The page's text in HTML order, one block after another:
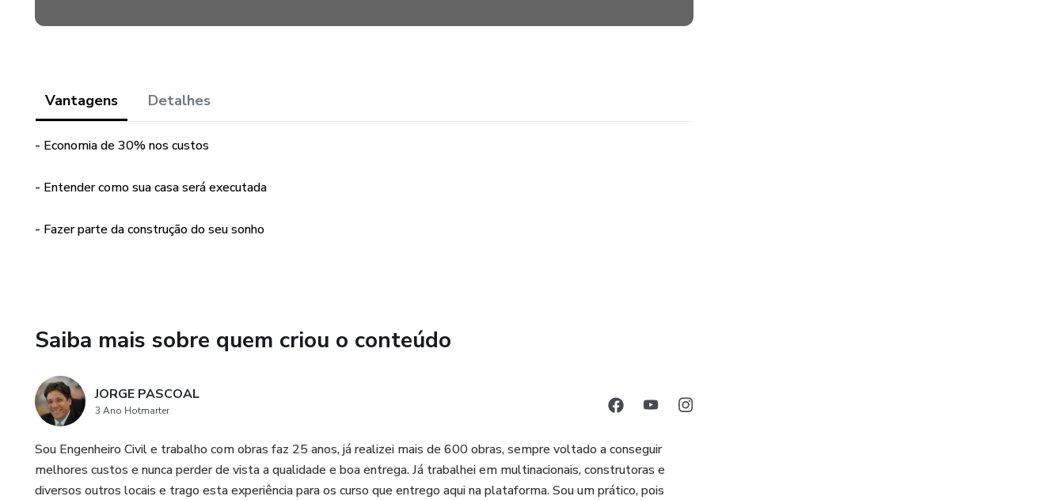
Vantagens Detalhes
- Economia de 30% nos custos
- Entender como sua casa será executada
- Fazer parte da construção do seu sonho
Saiba mais sobre quem criou o conteúdo
JORGE PASCOAL
3 Ano Hotmarter
Sou Engenheiro Civil e trabalho com obras faz 25 anos, já realizei mais de 600 obras, sempre voltado a conseguir
melhores custos e nunca perder de vista a qualidade e boa entrega. Já trabalhei em multinacionais, construtoras e
diversos outros locais e trago esta experiência para os curso que entrego aqui na plataforma. Sou um prático, pois